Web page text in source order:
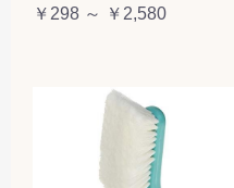
￥298 ～ ￥2,580